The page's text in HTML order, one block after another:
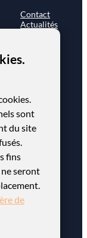
Contact
Actualités
réservés.
sont
du site
fins
seront
de